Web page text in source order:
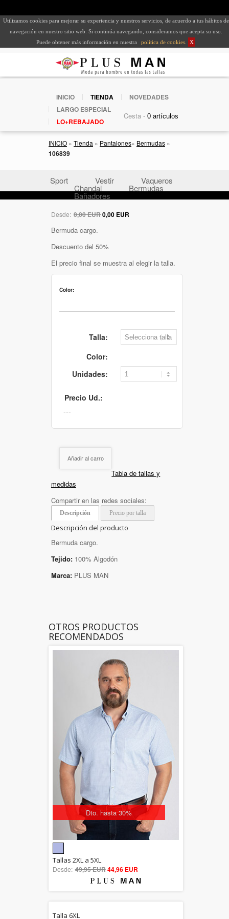
Utilizamos cookies para mejorar su experiencia y nuestros servicios, de acuerdo a tus hábitos de
navegación en nuestro sitio web. Si continúa navegando, consideramos que acepta su uso.
Puede obtener más información en nuestra
política de cookies X
INICIO TIENDA
NOVEDADES
LARGO ESPECIAL
LO+REBAJADO
Cesta -
INICIO » Tienda » Pantalones» Bermudas »
106839
Sport Vestir Vaqueros
Chandal Bermudas
Bañadores
Desde: 0,00 EUR0,00 EUR
Bermuda cargo.
Descuento del 50%
El precio final se muestra al elegir la talla.
Color:
Talla:
Color:
Unidades:
Precio Ud.:
Añadir al carro
Tabla de tallas y
medidas
Compartir en las redes sociales:
Descripción Precio por talla
Descripción del producto
Bermuda cargo.
Tejido: 100% Algodón
Marca: PLUS MAN
OTROS PRODUCTOS
RECOMENDADOS
Dto. hasta 30%
5.00
out of 5
Tallas 2XL a 5XL
Desde: 49,95 EUR44,96 EUR
Talla 6XL